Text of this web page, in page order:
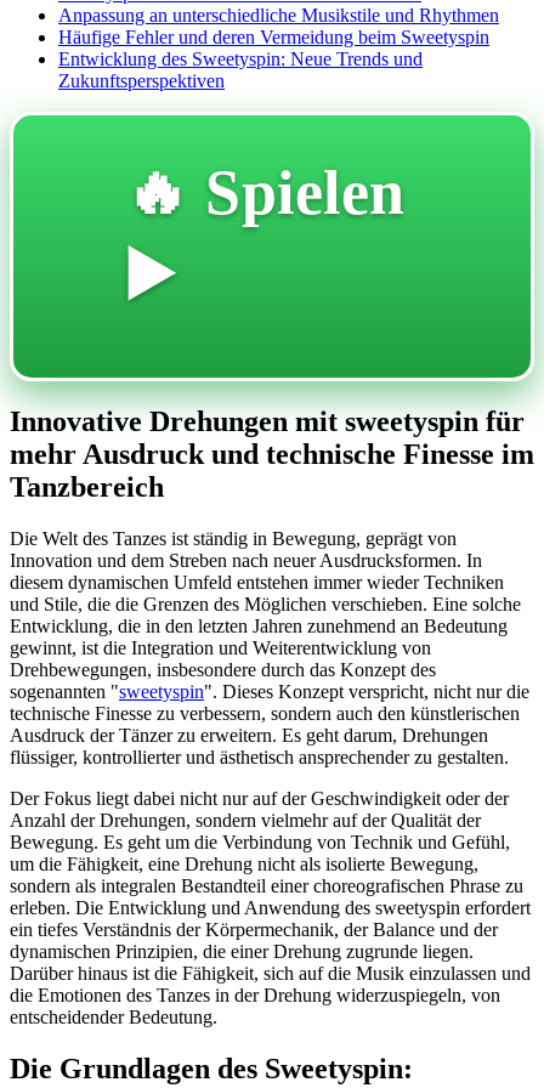
Anpassung an unterschiedliche Musikstile und Rhythmen
Häufige Fehler und deren Vermeidung beim Sweetyspin
Entwicklung des Sweetyspin: Neue Trends und
Zukunftsperspektiven
🔥 Spielen
▶️
Innovative Drehungen mit sweetyspin für
mehr Ausdruck und technische Finesse im
Tanzbereich
Die Welt des Tanzes ist ständig in Bewegung, geprägt von
Innovation und dem Streben nach neuer Ausdrucksformen. In
diesem dynamischen Umfeld entstehen immer wieder Techniken
und Stile, die die Grenzen des Möglichen verschieben. Eine solche
Entwicklung, die in den letzten Jahren zunehmend an Bedeutung
gewinnt, ist die Integration und Weiterentwicklung von
Drehbewegungen, insbesondere durch das Konzept des
sogenannten "sweetyspin". Dieses Konzept verspricht, nicht nur die
technische Finesse zu verbessern, sondern auch den künstlerischen
Ausdruck der Tänzer zu erweitern. Es geht darum, Drehungen
flüssiger, kontrollierter und ästhetisch ansprechender zu gestalten.
Der Fokus liegt dabei nicht nur auf der Geschwindigkeit oder der
Anzahl der Drehungen, sondern vielmehr auf der Qualität der
Bewegung. Es geht um die Verbindung von Technik und Gefühl,
um die Fähigkeit, eine Drehung nicht als isolierte Bewegung,
sondern als integralen Bestandteil einer choreografischen Phrase zu
erleben. Die Entwicklung und Anwendung des sweetyspin erfordert
ein tiefes Verständnis der Körpermechanik, der Balance und der
dynamischen Prinzipien, die einer Drehung zugrunde liegen.
Darüber hinaus ist die Fähigkeit, sich auf die Musik einzulassen und
die Emotionen des Tanzes in der Drehung widerzuspiegeln, von
entscheidender Bedeutung.
Die Grundlagen des Sweetyspin: